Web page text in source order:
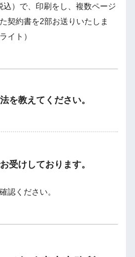
込）で、印刷をし、複数ページ
契約書を2部お送りいたしま
イト）
を教えてください。
受けしております。
認ください。